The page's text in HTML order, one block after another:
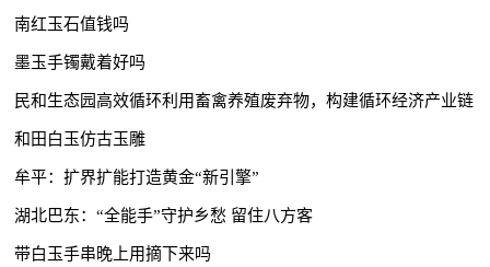
南红玉石值钱吗
墨玉手镯戴着好吗
民和生态园高效循环利用畜禽养殖废弃物，构建循环经济产业链
和田白玉仿古玉雕
牟平：扩界扩能打造黄金“新引擎”
湖北巴东：“全能手”守护乡愁 留住八方客
带白玉手串晚上用摘下来吗